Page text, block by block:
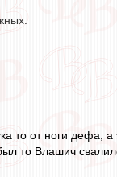
то от ноги дефа, а
то Влашич